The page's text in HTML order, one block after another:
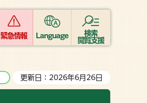
緊急情報 Language
検索
閲覧支援
更新日：2026年6月26日